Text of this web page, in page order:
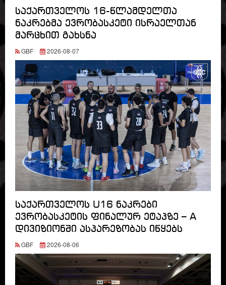
საქართველოს 16-წლამდელთა
ნაკრებმა ევრობასკეტი ისრაელთან
მარცხით გახსნა
GBF 2026-08-07
საქართველოს U16 ნაკრები
ევრობასკეტის ფინალურ ეტაპზე – A
დივიზიონში ასპარეზობას იწყებს
GBF 2026-08-06